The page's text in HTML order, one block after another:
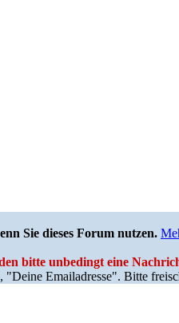
Sie dieses Forum nutzen.
bitte unbedingt eine
Emailadresse". Bitte